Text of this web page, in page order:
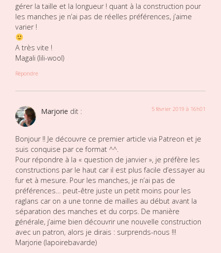
gérer la taille et la longueur ! quant à la construction pour
les manches je n’ai pas de réelles préférences, j’aime
varier !
A très vite !
Magali (lili-wool)
Répondre
Marjorie dit : 5 février 2019 à 16h01
Bonjour !! Je découvre ce premier article via Patreon et je
suis conquise par ce format ^^.
Pour répondre à la « question de janvier », je préfère les
constructions par le haut car il est plus facile d’essayer au
fur et à mesure. Pour les manches, je n’ai pas de
préférences… peut-être juste un petit moins pour les
raglans car on a une tonne de mailles au début avant la
séparation des manches et du corps. De manière
générale, j’aime bien découvrir une nouvelle construction
avec un patron, alors je dirais : surprends-nous !!!
Marjorie (lapoirebavarde)